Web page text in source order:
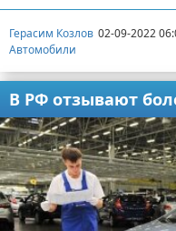
Герасим Козлов 02-09-2022
Автомобили
В РФ отзывают